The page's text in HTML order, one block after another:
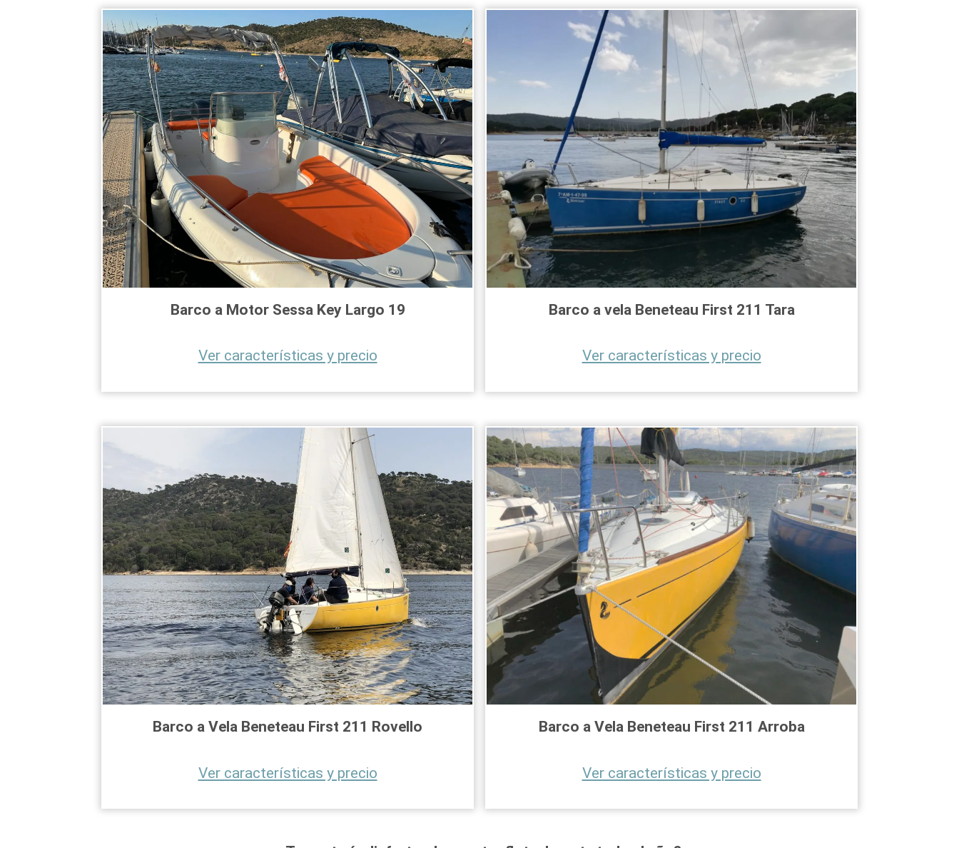
Barco a MotorSessa Key Largo 19
Ver características y precio
Barco a vela Beneteau First 211 Tara
Ver características y precio
Barco a Vela Beneteau First 211 Rovello
Ver características y precio
Barco a Vela Beneteau First 211 Arroba
Ver características y precio